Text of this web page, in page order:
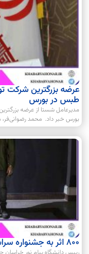
عرضه بزرگترین شرکت
طبس در بورس
مدیرعامل شستا از عرضه
بورس خبر داد. محمد رضوانی‌فر،
۸۰۰ اثر به جشنواره سراسری لبیک عشاق ارسال شد